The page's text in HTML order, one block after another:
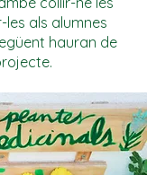
als alumnes
hauran de